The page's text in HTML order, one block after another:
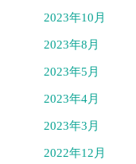
2023年10月
2023年8月
2023年5月
2023年4月
2023年3月
2022年12月